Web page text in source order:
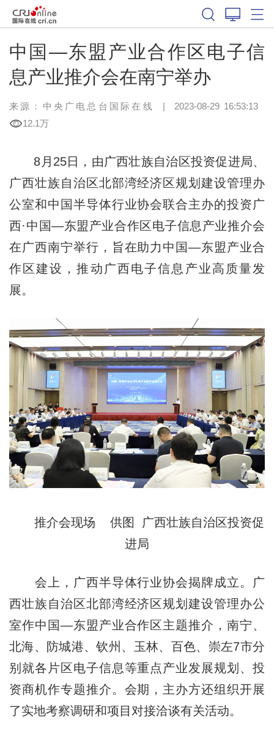
中国—东盟产业合作区电子信
息产业推介会在南宁举办
来源：中央广电总台国际在线 | 2023-08-29 16:53:13
12.1万
8月25日，由广西壮族自治区投资促进局、
广西壮族自治区北部湾经济区规划建设管理办
公室和中国半导体行业协会联合主办的投资广
西·中国—东盟产业合作区电子信息产业推介会
在广西南宁举行，旨在助力中国—东盟产业合
作区建设，推动广西电子信息产业高质量发
展。
推介会现场 供图 广西壮族自治区投资促
进局
会上，广西半导体行业协会揭牌成立。广
西壮族自治区北部湾经济区规划建设管理办公
室作中国—东盟产业合作区主题推介，南宁、
北海、防城港、钦州、玉林、百色、崇左7市分
别就各片区电子信息等重点产业发展规划、投
资商机作专题推介。会期，主办方还组织开展
了实地考察调研和项目对接洽谈有关活动。